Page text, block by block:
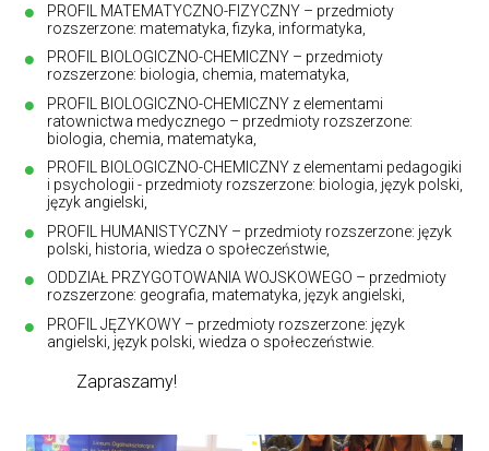
PROFIL MATEMATYCZNO-FIZYCZNY – przedmioty
rozszerzone: matematyka, fizyka, informatyka,
PROFIL BIOLOGICZNO-CHEMICZNY – przedmioty
rozszerzone: biologia, chemia, matematyka,
PROFIL BIOLOGICZNO-CHEMICZNY z elementami
ratownictwa medycznego – przedmioty rozszerzone:
biologia, chemia, matematyka,
PROFIL BIOLOGICZNO-CHEMICZNY z elementami pedagogiki
i psychologii - przedmioty rozszerzone: biologia, język polski,
język angielski,
PROFIL HUMANISTYCZNY – przedmioty rozszerzone: język
polski, historia, wiedza o społeczeństwie,
ODDZIAŁ PRZYGOTOWANIA WOJSKOWEGO – przedmioty
rozszerzone: geografia, matematyka, język angielski,
PROFIL JĘZYKOWY – przedmioty rozszerzone: język
angielski, język polski, wiedza o społeczeństwie.
Zapraszamy!